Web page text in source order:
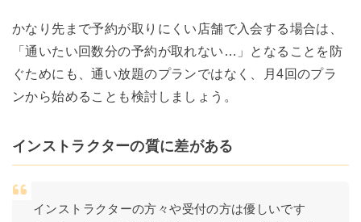
かなり先まで予約が取りにくい店舗で入会する場合は、
「通いたい回数分の予約が取れない…」となることを防
ぐためにも、通い放題のプランではなく、月4回のプラ
ンから始めることも検討しましょう。
インストラクターの質に差がある
インストラクターの方々や受付の方は優しいです